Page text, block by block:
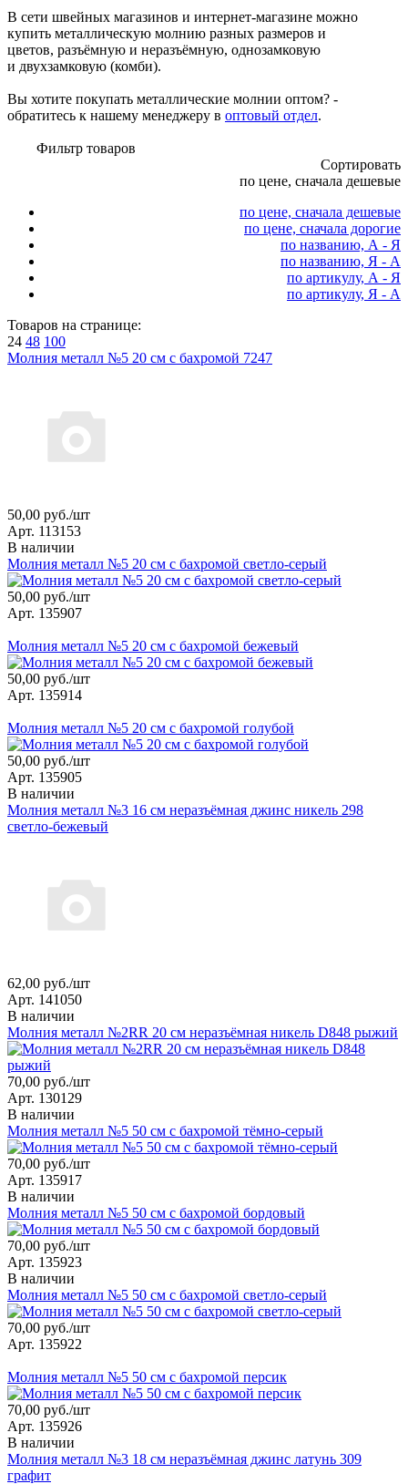
В сети швейных магазинов и интернет-магазине можно
купить металлическую молнию разных размеров и
цветов, разъёмную и неразъёмную, однозамковую
и двухзамковую (комби).
Вы хотите покупать металлические молнии оптом? -
обратитесь к нашему менеджеру в оптовый отдел.
Фильтр товаров
Сортировать
по цене, сначала дешевые
по цене, сначала дешевые
по цене, сначала дорогие
по названию, А - Я
по названию, Я - А
по артикулу, А - Я
по артикулу, Я - А
Товаров на странице:
24 48 100
Молния металл №5 20 см с бахромой 7247
50,00 руб./шт
Арт. 113153
В наличии
Молния металл №5 20 см с бахромой светло-серый
50,00 руб./шт
Арт. 135907
Молния металл №5 20 см с бахромой бежевый
50,00 руб./шт
Арт. 135914
Молния металл №5 20 см с бахромой голубой
50,00 руб./шт
Арт. 135905
В наличии
Молния металл №3 16 см неразъёмная джинс никель 298
светло-бежевый
62,00 руб./шт
Арт. 141050
В наличии
Молния металл №2RR 20 см неразъёмная никель D848 рыжий
70,00 руб./шт
Арт. 130129
В наличии
Молния металл №5 50 см с бахромой тёмно-серый
70,00 руб./шт
Арт. 135917
В наличии
Молния металл №5 50 см с бахромой бордовый
70,00 руб./шт
Арт. 135923
В наличии
Молния металл №5 50 см с бахромой светло-серый
70,00 руб./шт
Арт. 135922
Молния металл №5 50 см с бахромой персик
70,00 руб./шт
Арт. 135926
В наличии
Молния металл №3 18 см неразъёмная джинс латунь 309
графит